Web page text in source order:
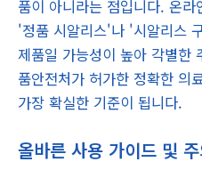
품이 아니라는 점입니다. 온
'정품 시알리스'나 '시알리스
제품일 가능성이 높아 각별한
품안전처가 허가한 정확한 의
가장 확실한 기준이 됩니다.
올바른 사용 가이드 및